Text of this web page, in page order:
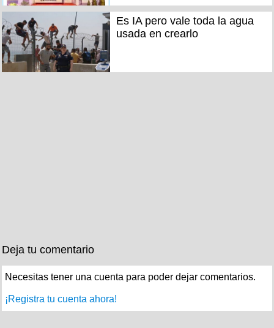
Es IA pero vale toda la agua
usada en crearlo
Deja tu comentario
Necesitas tener una cuenta para poder dejar comentarios.
¡Registra tu cuenta ahora!